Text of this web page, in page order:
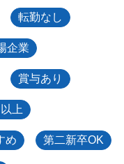
転勤なし
企業
賞与あり
上
め 第二新卒OK